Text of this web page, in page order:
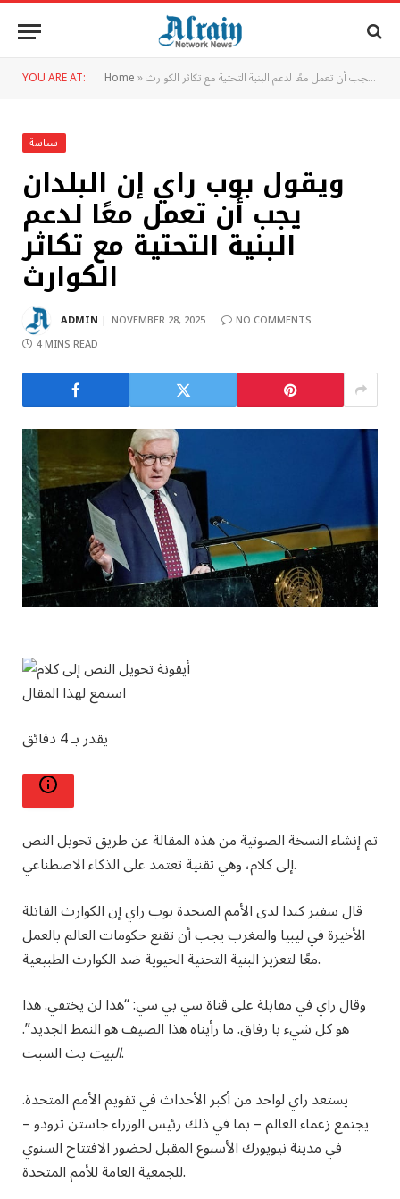
YOU ARE AT: Home»ويقول بوب راي إن البلدان يجب أن تعمل معًا لدعم البنية التحتية مع تكاثر الكوارث
سياسة
ويقول بوب راي إن البلدان
يجب أن تعمل معًا لدعم
البنية التحتية مع تكاثر
الكوارث
ADMIN NOVEMBER 28, 2025
NO COMMENTS
4 MINS READ
استمع لهذا المقال
يقدر بـ 4 دقائق
تم إنشاء النسخة الصوتية من هذه المقالة عن طريق تحويل النص
إلى كلام، وهي تقنية تعتمد على الذكاء الاصطناعي.
قال سفير كندا لدى الأمم المتحدة بوب راي إن الكوارث القاتلة
الأخيرة في ليبيا والمغرب يجب أن تقنع حكومات العالم بالعمل
معًا لتعزيز البنية التحتية الحيوية ضد الكوارث الطبيعية.
وقال راي في مقابلة على قناة سي بي سي: “هذا لن يختفي. هذا
هو كل شيء يا رفاق. ما رأيناه هذا الصيف هو النمط الجديد”.
البيتبث السبت.
يستعد راي لواحد من أكبر الأحداث في تقويم الأمم المتحدة.
يجتمع زعماء العالم – بما في ذلك رئيس الوزراء جاستن ترودو –
في مدينة نيويورك الأسبوع المقبل لحضور الافتتاح السنوي
للجمعية العامة للأمم المتحدة.